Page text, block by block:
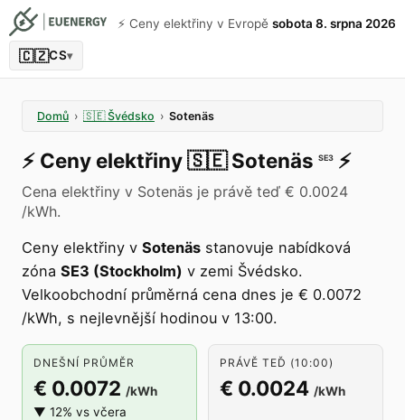
⚡️ Ceny elektřiny v Evropě sobota 8. srpna 2026
🇨🇿CS▾
Domů › 🇸🇪 Švédsko › Sotenäs
⚡️ Ceny elektřiny🇸🇪 Sotenäs SE3 ⚡️
Cena elektřiny v Sotenäs je právě teď € 0.0024
/kWh.
Ceny elektřiny v Sotenäs stanovuje nabídková
zóna SE3 (Stockholm) v zemi Švédsko.
Velkoobchodní průměrná cena dnes je € 0.0072
/kWh, s nejlevnější hodinou v 13:00.
DNEŠNÍ PRŮMĚR
€ 0.0072 /kWh
▼ 12% vs včera
PRÁVĚ TEĎ (10:00)
€ 0.0024 /kWh